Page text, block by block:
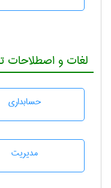
لغات و اصطلاحات
حسابداری
مديريت